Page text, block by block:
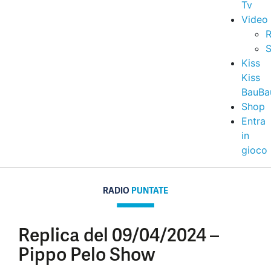
Tv
Video
Kiss
Kiss
Shop
Entra
in
gioco
RADIO PUNTATE
Replica del 09/04/2024 –
Pippo Pelo Show